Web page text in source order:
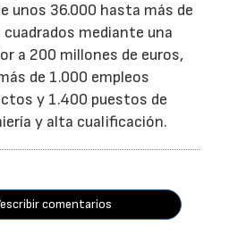
unos 36.000 hasta más de
mediante una
a 200 millones de euros,
de 1.000 empleos
y 1.400 puestos de
y alta cualificación.
comentarios